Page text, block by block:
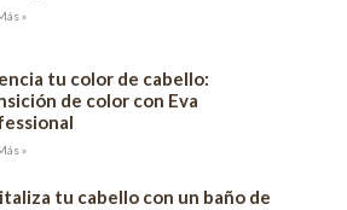
»
tu color de cabello:
de color con Eva
»
tu cabello con un baño de